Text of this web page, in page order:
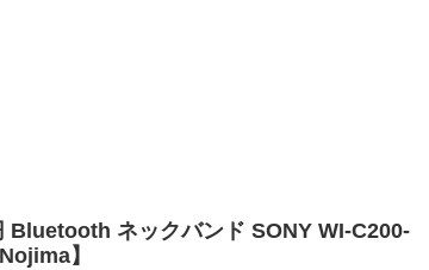
ネックバンド SONY WI-C200-
】